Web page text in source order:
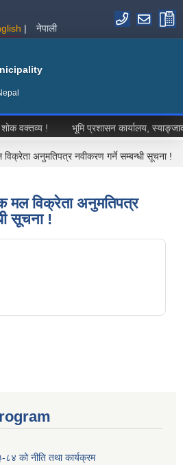
नेपाली
वक्तव्य ! भूमि प्रशासन कार्यालय,
अनुमतिपत्र नवीकरण गर्ने सम्बन्धी सूचना !
मल विक्रेता अनुमतिपत्र
सूचना !
८४ को नीति तथा कार्यक्रम